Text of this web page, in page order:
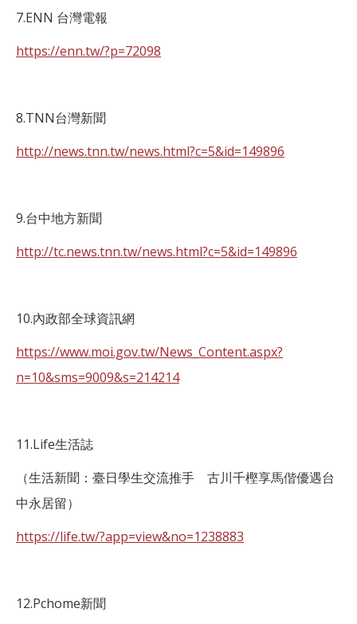
7.ENN 台灣電報
https://enn.tw/?p=72098
8.TNN台灣新聞
http://news.tnn.tw/news.html?c=5&id=149896
9.台中地方新聞
http://tc.news.tnn.tw/news.html?c=5&id=149896
10.內政部全球資訊網
https://www.moi.gov.tw/News_Content.aspx?
n=10&sms=9009&s=214214
11.Life生活誌
（生活新聞：臺日學生交流推手 古川千樫享馬偕優遇台
中永居留）
https://life.tw/?app=view&no=1238883
12.Pchome新聞